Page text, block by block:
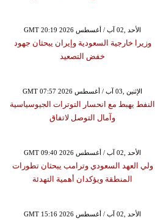
GMT 20:19 2026 الأحد ,02 آب / أغسطس
وزيرا خارجية السعودية وإيران يبحثان جهود
خفض التصعيد
GMT 07:57 2026 الإثنين ,03 آب / أغسطس
النفط يهبط مع انحسار التوترات الجيوسياسية
وآمال التوصل لاتفاق
GMT 09:40 2026 الأحد ,02 آب / أغسطس
ولي العهد السعودي وترامب يبحثان تطورات
المنطقة ويؤكدان أهمية التهدئة
GMT 15:16 2026 الأحد ,02 آب / أغسطس